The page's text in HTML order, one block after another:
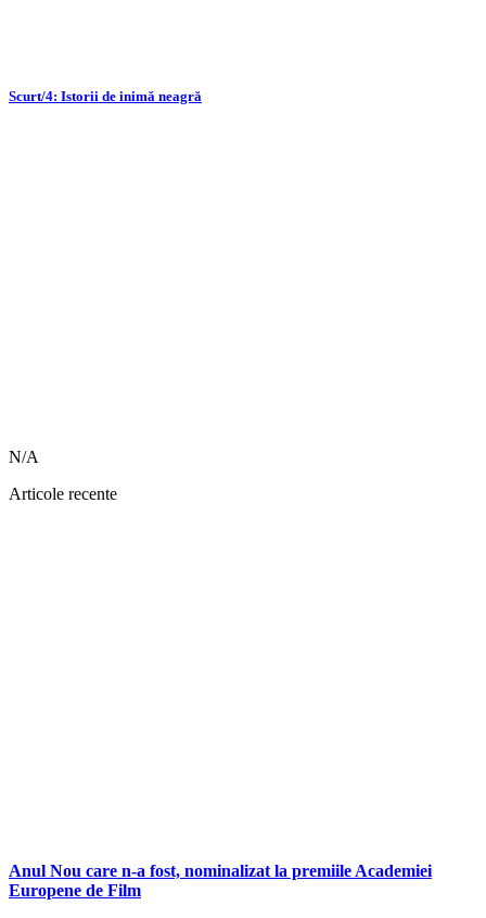
Scurt/4: Istorii de inimă neagră
N/A
Articole recente
Anul Nou care n-a fost, nominalizat la premiile Academiei
Europene de Film